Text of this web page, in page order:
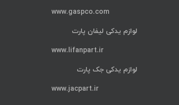
www.gaspco.com
لوازم یدکی لیفان پارت
www.lifanpart.ir
لوازم یدکی جک پارت
www.jacpart.ir